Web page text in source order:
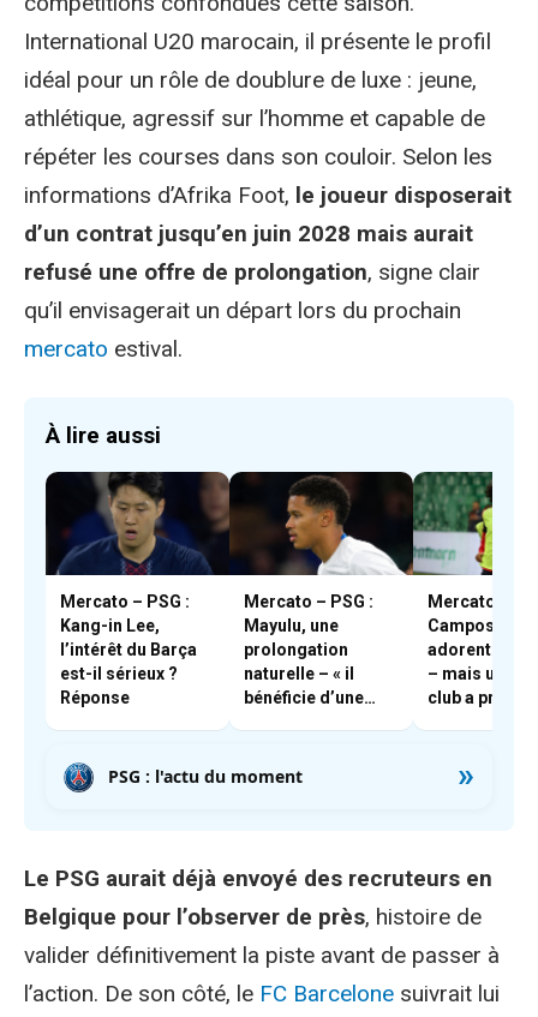
International U20 marocain, il présente le profil
idéal pour un rôle de doublure de luxe : jeune,
athlétique, agressif sur l’homme et capable de
répéter les courses dans son couloir. Selon les
informations d’Afrika Foot, le joueur disposerait
d’un contrat jusqu’en juin 2028 mais aurait
refusé une offre de prolongation, signe clair
qu’il envisagerait un départ lors du prochain
mercato estival.
À lire aussi
Mercato – PSG :
Kang-in Lee,
l’intérêt du Barça
est-il sérieux ?
Réponse
Mercato – PSG :
Mayulu, une
prolongation
naturelle – « il
bénéficie d’une
Mercato –
Campos et
adorent
– mais un
club a pris les
PSG : l'actu du moment »
Le PSG aurait déjà envoyé des recruteurs en
Belgique pour l’observer de près, histoire de
valider définitivement la piste avant de passer à
l’action. De son côté, le FC Barcelone suivrait lui